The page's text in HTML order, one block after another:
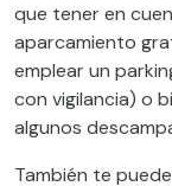
que tener en
aparcamiento
emplear un
con vigilancia) o
algunos
También te